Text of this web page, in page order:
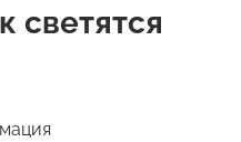
светятся